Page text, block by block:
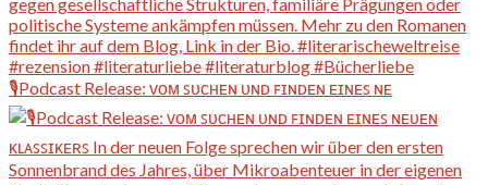
🎙️Podcast Release: ᴠᴏᴍ ꜱᴜᴄʜᴇɴ ᴜɴᴅ ꜰɪɴᴅᴇɴ ᴇɪɴᴇꜱ ɴᴇ